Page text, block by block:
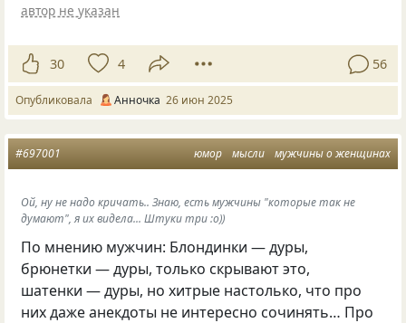
автор не указан
30 4 56
Опубликовала Анночка 26 июн 2025
юмор мысли мужчины о женщинах
#697001
Ой, ну не надо кричать.. Знаю, есть мужчины "которые так не
думают", я их видела... Штуки три :о))
По мнению мужчин: Блондинки — дуры,
брюнетки — дуры, только скрывают это,
шатенки — дуры, но хитрые настолько, что про
них даже анекдоты не интересно сочинять… Про